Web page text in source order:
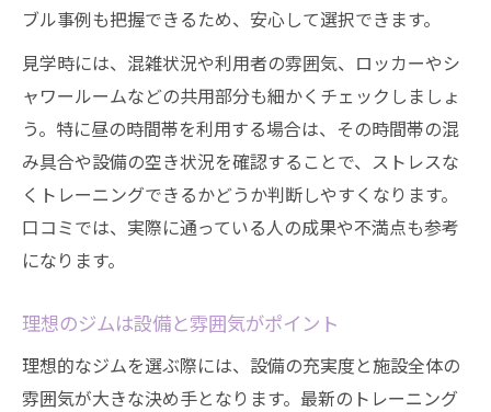
ブル事例も把握できるため、安心して選択できます。
見学時には、混雑状況や利用者の雰囲気、ロッカーやシ
ャワールームなどの共用部分も細かくチェックしましょ
う。特に昼の時間帯を利用する場合は、その時間帯の混
み具合や設備の空き状況を確認することで、ストレスな
くトレーニングできるかどうか判断しやすくなります。
口コミでは、実際に通っている人の成果や不満点も参考
になります。
理想のジムは設備と雰囲気がポイント
理想的なジムを選ぶ際には、設備の充実度と施設全体の
雰囲気が大きな決め手となります。最新のトレーニング